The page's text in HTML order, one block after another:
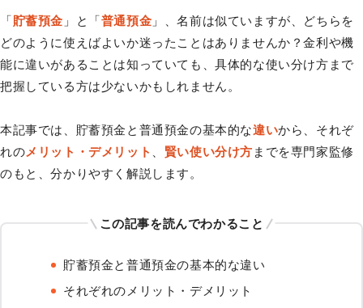
「貯蓄預金 」と「普通預金 」、名前は似ていますが、どちらを
どのように使えばよいか迷ったことはありませんか？金利や機
能に違いがあることは知っていても、具体的な使い分け方まで
把握している方は少ないかもしれません。
本記事では、貯蓄預金と普通預金の基本的な違いから、それぞ
れのメリット・デメリット 賢い使い分け方 までを専門家監修
のもと、分かりやすく解説します。
この記事を読んでわかること
貯蓄預金と普通預金の基本的な違い
それぞれのメリット・デメリット